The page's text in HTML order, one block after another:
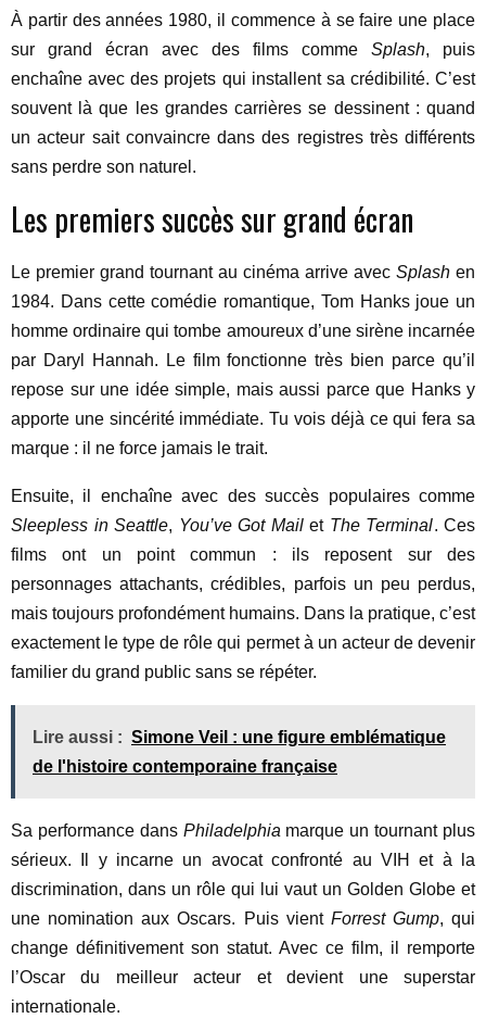
À partir des années 1980, il commence à se faire une place
sur grand écran avec des films comme Splash, puis
enchaîne avec des projets qui installent sa crédibilité. C’est
souvent là que les grandes carrières se dessinent : quand
un acteur sait convaincre dans des registres très différents
sans perdre son naturel.
Les premiers succès sur grand écran
Le premier grand tournant au cinéma arrive avec Splash en
1984. Dans cette comédie romantique, Tom Hanks joue un
homme ordinaire qui tombe amoureux d’une sirène incarnée
par Daryl Hannah. Le film fonctionne très bien parce qu’il
repose sur une idée simple, mais aussi parce que Hanks y
apporte une sincérité immédiate. Tu vois déjà ce qui fera sa
marque : il ne force jamais le trait.
Ensuite, il enchaîne avec des succès populaires comme
Sleepless in Seattle, You’ve Got Mailet The Terminal. Ces
films ont un point commun : ils reposent sur des
personnages attachants, crédibles, parfois un peu perdus,
mais toujours profondément humains. Dans la pratique, c’est
exactement le type de rôle qui permet à un acteur de devenir
familier du grand public sans se répéter.
Lire aussi : Simone Veil : une figure emblématique
de l'histoire contemporaine française
Sa performance dans Philadelphia marque un tournant plus
sérieux. Il y incarne un avocat confronté au VIH et à la
discrimination, dans un rôle qui lui vaut un Golden Globe et
une nomination aux Oscars. Puis vient Forrest Gump, qui
change définitivement son statut. Avec ce film, il remporte
l’Oscar du meilleur acteur et devient une superstar
internationale.